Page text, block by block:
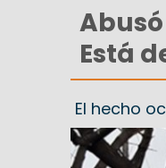
Está
El hecho